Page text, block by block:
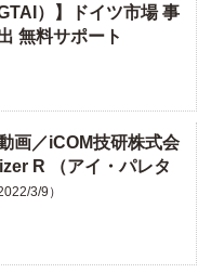
）】ドイツ市場 事
無料サポート
画／iCOM技研株式会
R （アイ・パレタ
3/9）